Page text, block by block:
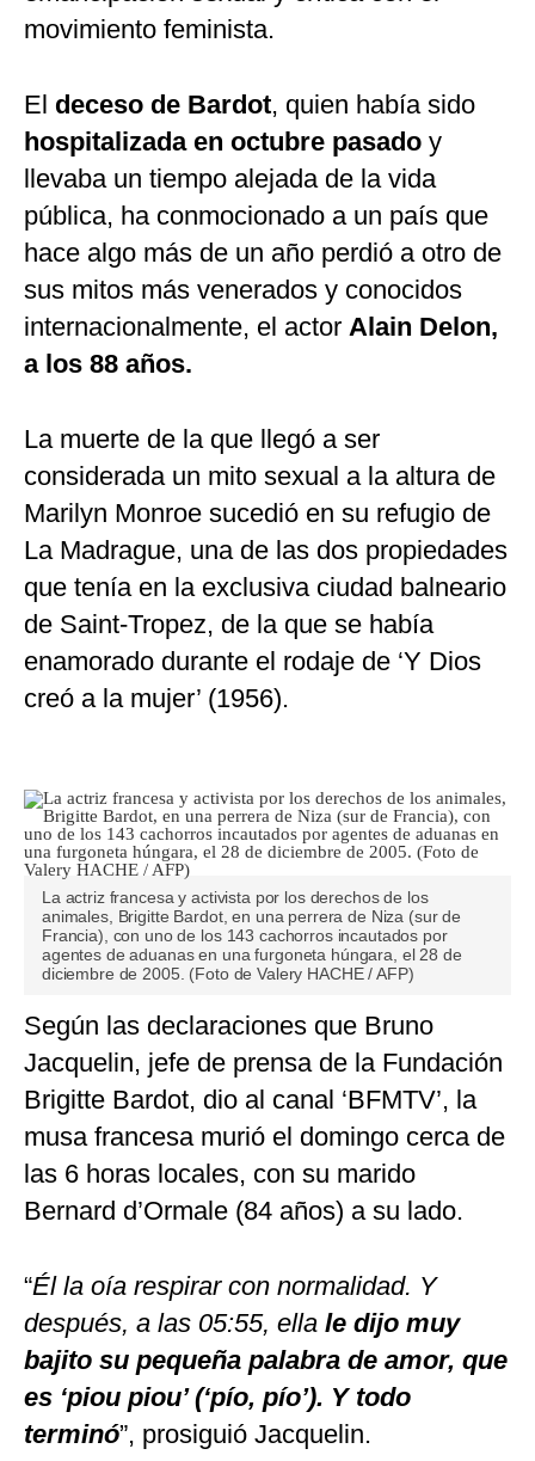
movimiento feminista.
El deceso de Bardot, quien había sido
hospitalizada en octubre pasado y
llevaba un tiempo alejada de la vida
pública, ha conmocionado a un país que
hace algo más de un año perdió a otro de
sus mitos más venerados y conocidos
internacionalmente, el actor Alain Delon,
a los 88 años.
La muerte de la que llegó a ser
considerada un mito sexual a la altura de
Marilyn Monroe sucedió en su refugio de
La Madrague, una de las dos propiedades
que tenía en la exclusiva ciudad balneario
de Saint-Tropez, de la que se había
enamorado durante el rodaje de ‘Y Dios
creó a la mujer’ (1956).
La actriz francesa y activista por los derechos de los
animales, Brigitte Bardot, en una perrera de Niza (sur de
Francia), con uno de los 143 cachorros incautados por
agentes de aduanas en una furgoneta húngara, el 28 de
diciembre de 2005. (Foto de Valery HACHE / AFP)
Según las declaraciones que Bruno
Jacquelin, jefe de prensa de la Fundación
Brigitte Bardot, dio al canal ‘BFMTV’, la
musa francesa murió el domingo cerca de
las 6 horas locales, con su marido
Bernard d’Ormale (84 años) a su lado.
“Él la oía respirar con normalidad. Y
después, a las 05:55, ella le dijo muy
bajito su pequeña palabra de amor, que
es ‘piou piou’ (‘pío, pío’). Y todo
terminó”, prosiguió Jacquelin.